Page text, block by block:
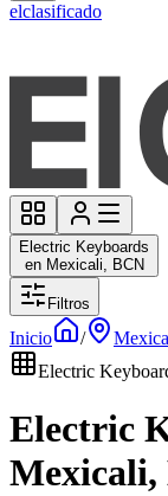
elclasificado
Electric Keyboards
en Mexicali, BCN
Filtros
Inicio /
Electric
Electric
Mexicali,